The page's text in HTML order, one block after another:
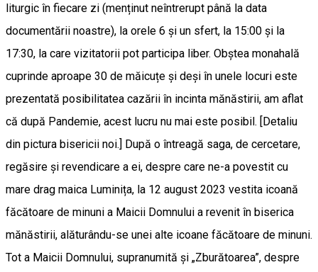
liturgic în fiecare zi (menținut neîntrerupt până la data
documentării noastre), la orele 6 și un sfert, la 15:00 și la
17:30, la care vizitatorii pot participa liber. Obștea monahală
cuprinde aproape 30 de măicuțe și deși în unele locuri este
prezentată posibilitatea cazării în incinta mănăstirii, am aflat
că după Pandemie, acest lucru nu mai este posibil. [Detaliu
din pictura bisericii noi.] După o întreagă saga, de cercetare,
regăsire și revendicare a ei, despre care ne-a povestit cu
mare drag maica Luminița, la 12 august 2023 vestita icoană
făcătoare de minuni a Maicii Domnului a revenit în biserica
mănăstirii, alăturându-se unei alte icoane făcătoare de minuni.
Tot a Maicii Domnului, supranumită și „Zburătoarea”, despre